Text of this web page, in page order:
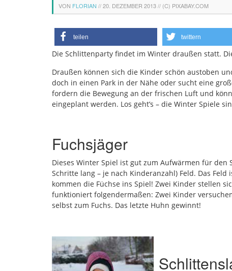
VON FLORIAN //20. DEZEMBER 2013// (C) PIXABAY.COM
teilen twittern
Die Schlittenparty findet im Winter draußen statt.
Draußen können sich die Kinder schön austoben
doch in einen Park in der Nähe oder sucht eine
fordern die Bewegung an der frischen Luft und
eingeplant werden. Los geht’s – die Winter Spiele
Fuchsjäger
Dieses Winter Spiel ist gut zum Aufwärmen für
Schritte lang – je nach Kinderanzahl) Feld. Das
kommen die Füchse ins Spiel! Zwei Kinder stellen
funktioniert folgendermaßen: Zwei Kinder
selbst zum Fuchs. Das letzte Huhn gewinnt!